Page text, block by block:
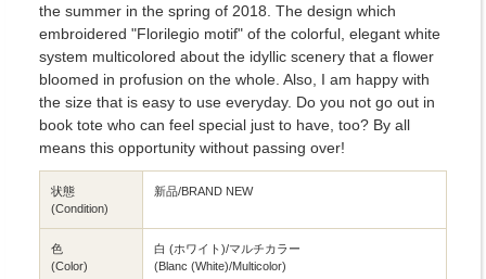
the summer in the spring of 2018. The design which
embroidered "Florilegio motif" of the colorful, elegant white
system multicolored about the idyllic scenery that a flower
bloomed in profusion on the whole. Also, I am happy with
the size that is easy to use everyday. Do you not go out in
book tote who can feel special just to have, too? By all
means this opportunity without passing over!
状態
(Condition)
新品/BRAND NEW
色
(Color)
白 (ホワイト)/マルチカラー
(Blanc (White)/Multicolor)